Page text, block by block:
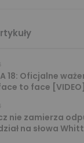
18: Oficjalne
to face [VIDEO]
nie zamierza
na słowa